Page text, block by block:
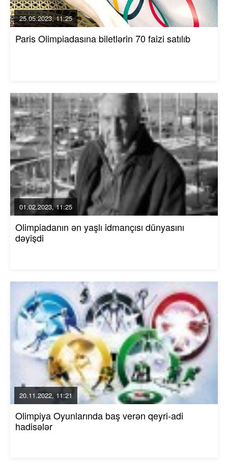
25.05.2023, 11:25
Paris Olimpiadasına biletlərin 70 faizi satılıb
01.02.2023, 11:25
Olimpiadanın ən yaşlı idmançısı dünyasını
dəyişdi
20.11.2022, 11:21
Olimpiya Oyunlarında baş verən qeyri-adi
hadisələr